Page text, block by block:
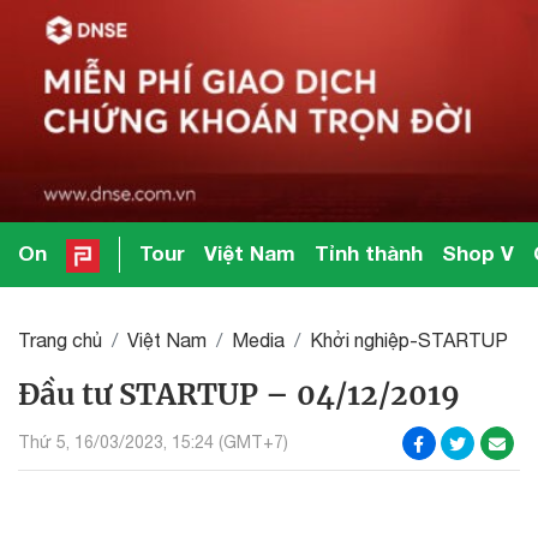
On Tour Việt Nam Tỉnh thành Shop V
Trang chủ Việt Nam Media Khởi nghiệp-STARTUP
Đầu tư STARTUP – 04/12/2019
Thứ 5, 16/03/2023, 15:24 (GMT+7)